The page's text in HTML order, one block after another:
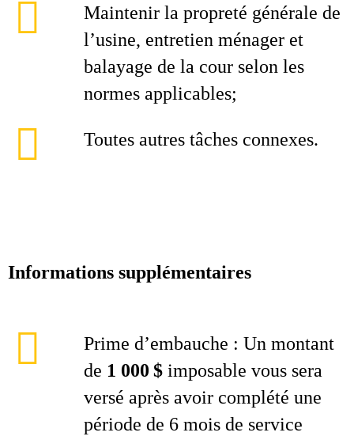
Maintenir la propreté générale de
l’usine, entretien ménager et
balayage de la cour selon les
normes applicables;
Toutes autres tâches connexes.
Informations supplémentaires
Prime d’embauche : Un montant
de 1 000 $ imposable vous sera
versé après avoir complété une
période de 6 mois de service